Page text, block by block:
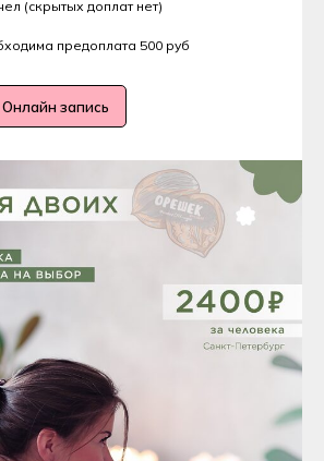
(скрытых доплат нет)
предоплата 500 руб
Онлайн запись